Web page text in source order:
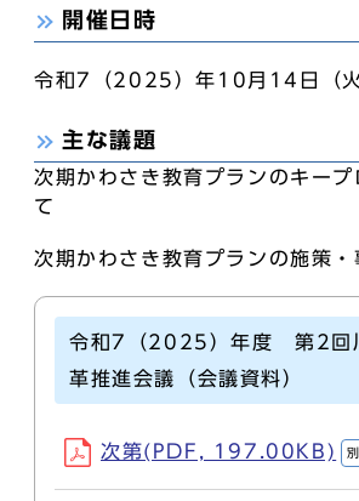
開催日時
令和7（2025）年10月14日（
主な議題
次期かわさき教育プランのキープ
て
次期かわさき教育プランの施策・
令和7（2025）年度 第2回
革推進会議（会議資料）
次第(PDF, 197.00KB)